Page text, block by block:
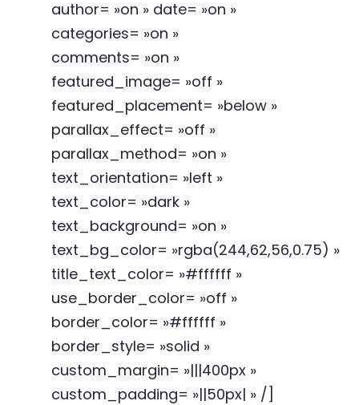
author= »on » date= »on »
categories= »on »
comments= »on »
featured_image= »off »
featured_placement= »below »
parallax_effect= »off »
parallax_method= »on »
text_orientation= »left »
text_color= »dark »
text_background= »on »
text_bg_color= »rgba(244,62,56,0.75) »
title_text_color= »#ffffff »
use_border_color= »off »
border_color= »#ffffff »
border_style= »solid »
custom_margin= »|||400px »
custom_padding= »||50px| » /]